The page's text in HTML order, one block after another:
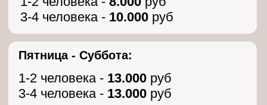
ВАМ ТАК ЖЕ МОГУТ
ПОНРАВИТЬСЯ ДРУГИЕ
НАШИ ПРЕДЛОЖЕНИЯ